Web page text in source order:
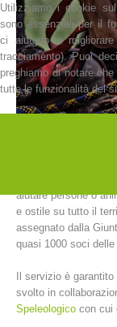
L’Alpenverein
aiutare persone o
e ostile su tutto il
assegnato dalla
quasi 1000 soci
Il servizio è
svolto in
Speleologico con cui
Utilizziamo i cookie
sono essenziali per il
ci aiutano a
tracciamento). Puoi
preghiamo di notare
tutte le funzionalità del